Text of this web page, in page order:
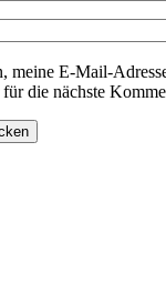
meine E-Mail-
die nächste